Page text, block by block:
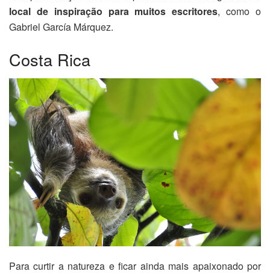
local de inspiração para muitos escritores, como o
Gabriel García Márquez.
Costa Rica
Para curtir a natureza e ficar ainda mais apaixonado por